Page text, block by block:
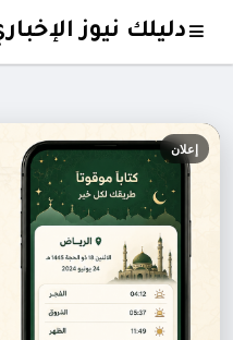
دليلك نيوز
إعلان